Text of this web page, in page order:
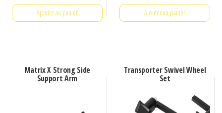
Ajouter au panier Ajouter au panier
Matrix X Strong Side
Support Arm
Transporter Swivel Wheel
Set